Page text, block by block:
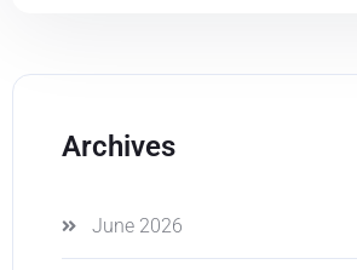
Archives
June 2026